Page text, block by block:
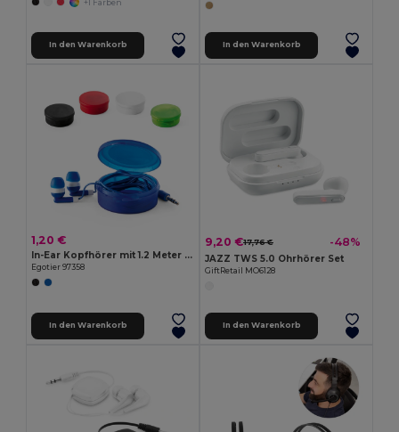
+1 Farben
In den Warenkorb In den Warenkorb
1,20 €
In-Ear Kopfhörer mit 1.2 Meter langem Kabel aus ABS
Egotier 97358
In den Warenkorb
9,20 €17,76 € -48%
JAZZ TWS 5.0 Ohrhörer Set
GiftRetail MO6128
In den Warenkorb